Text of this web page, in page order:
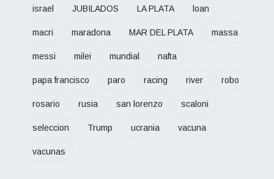
israel JUBILADOS LA PLATA loan
macri maradona MAR DEL PLATA massa
messi milei mundial nafta
papa francisco paro racing river robo
rosario rusia san lorenzo scaloni
seleccion Trump ucrania vacuna
vacunas